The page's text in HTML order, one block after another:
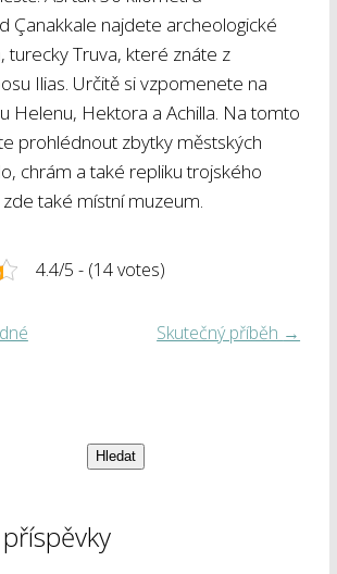
Çanakkale najdete archeologické
turecky Truva, které znáte z
Ilias. Určitě si vzpomenete na
Helenu, Hektora a Achilla. Na tomto
prohlédnout zbytky městských
chrám a také repliku trojského
také místní muzeum.
4.4/5 - (14 votes)
Skutečný příběh →
Hledat